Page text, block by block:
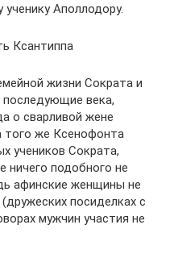
ученику Аполлодору.
Ксантиппа
жизни Сократа и
века,
о сварливой жене
того же Ксенофонта
учеников Сократа,
ничего подобного не
афинские женщины не
посиделках с
мужчин участия не